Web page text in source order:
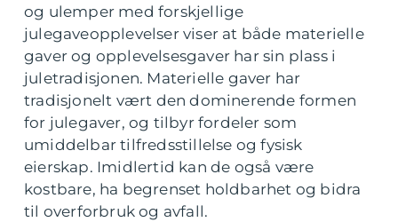
og ulemper med forskjellige
julegaveopplevelser viser at både materielle
gaver og opplevelsesgaver har sin plass i
juletradisjonen. Materielle gaver har
tradisjonelt vært den dominerende formen
for julegaver, og tilbyr fordeler som
umiddelbar tilfredsstillelse og fysisk
eierskap. Imidlertid kan de også være
kostbare, ha begrenset holdbarhet og bidra
til overforbruk og avfall.